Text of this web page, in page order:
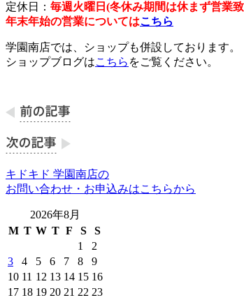
定休日： 毎週火曜日(冬休み期間は休まず営業致
年末年始の営業についてはこちら
学園南店では、ショップも併設しております。
ショップブログはこちら をご覧ください。
キドキド 学園南店の
お問い合わせ・お申込みはこちらから
2026年8月
M T W T F S
S
1
2
3
4 5 6 7 8
9
10 11 12 13 14 15 16
17 18 19 20 21 22 23